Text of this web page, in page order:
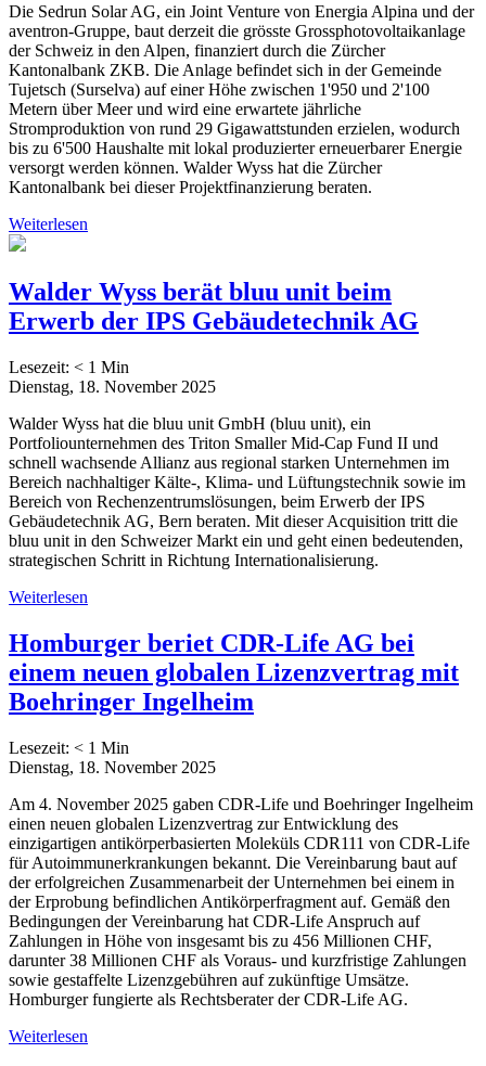
Die Sedrun Solar AG, ein Joint Venture von Energia Alpina und der
aventron-Gruppe, baut derzeit die grösste Grossphotovoltaikanlage
der Schweiz in den Alpen, finanziert durch die Zürcher
Kantonalbank ZKB. Die Anlage befindet sich in der Gemeinde
Tujetsch (Surselva) auf einer Höhe zwischen 1'950 und 2'100
Metern über Meer und wird eine erwartete jährliche
Stromproduktion von rund 29 Gigawattstunden erzielen, wodurch
bis zu 6'500 Haushalte mit lokal produzierter erneuerbarer Energie
versorgt werden können. Walder Wyss hat die Zürcher
Kantonalbank bei dieser Projektfinanzierung beraten.
Weiterlesen
Walder Wyss berät bluu unit beim
Erwerb der IPS Gebäudetechnik AG
Lesezeit: < 1 Min
Dienstag, 18. November 2025
Walder Wyss hat die bluu unit GmbH (bluu unit), ein
Portfoliounternehmen des Triton Smaller Mid-Cap Fund II und
schnell wachsende Allianz aus regional starken Unternehmen im
Bereich nachhaltiger Kälte-, Klima- und Lüftungstechnik sowie im
Bereich von Rechenzentrumslösungen, beim Erwerb der IPS
Gebäudetechnik AG, Bern beraten. Mit dieser Acquisition tritt die
bluu unit in den Schweizer Markt ein und geht einen bedeutenden,
strategischen Schritt in Richtung Internationalisierung.
Weiterlesen
Homburger beriet CDR-Life AG bei
einem neuen globalen Lizenzvertrag mit
Boehringer Ingelheim
Lesezeit: < 1 Min
Dienstag, 18. November 2025
Am 4. November 2025 gaben CDR-Life und Boehringer Ingelheim
einen neuen globalen Lizenzvertrag zur Entwicklung des
einzigartigen antikörperbasierten Moleküls CDR111 von CDR-Life
für Autoimmunerkrankungen bekannt. Die Vereinbarung baut auf
der erfolgreichen Zusammenarbeit der Unternehmen bei einem in
der Erprobung befindlichen Antikörperfragment auf. Gemäß den
Bedingungen der Vereinbarung hat CDR-Life Anspruch auf
Zahlungen in Höhe von insgesamt bis zu 456 Millionen CHF,
darunter 38 Millionen CHF als Voraus- und kurzfristige Zahlungen
sowie gestaffelte Lizenzgebühren auf zukünftige Umsätze.
Homburger fungierte als Rechtsberater der CDR-Life AG.
Weiterlesen